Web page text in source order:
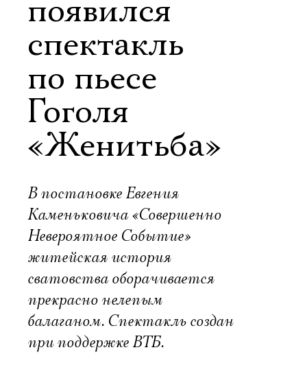
появился
спектакль
по пьесе
Гоголя
«Женитьба»
В постановке Евгения
Каменьковича «Совершенно
Невероятное Событие»
житейская история
сватовства оборачивается
прекрасно нелепым
балаганом. Спектакль создан
при поддержке ВТБ.